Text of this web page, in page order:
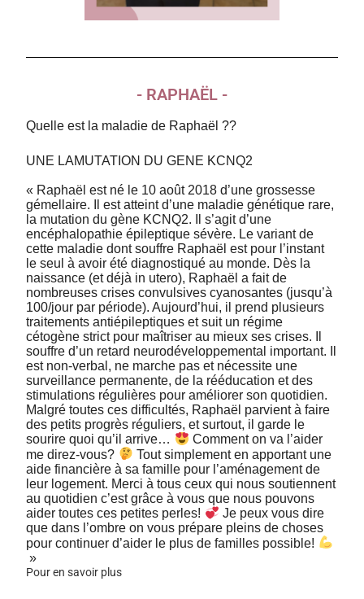
- RAPHAËL -
Quelle est la maladie de Raphaël ??
UNE LAMUTATION DU GENE KCNQ2
« Raphaël est né le 10 août 2018 d’une grossesse
gémellaire. Il est atteint d’une maladie génétique rare,
la mutation du gène KCNQ2. Il s’agit d’une
encéphalopathie épileptique sévère. Le variant de
cette maladie dont souffre Raphaël est pour l’instant
le seul à avoir été diagnostiqué au monde. Dès la
naissance (et déjà in utero), Raphaël a fait de
nombreuses crises convulsives cyanosantes (jusqu’à
100/jour par période). Aujourd’hui, il prend plusieurs
traitements antiépileptiques et suit un régime
cétogène strict pour maîtriser au mieux ses crises. Il
souffre d’un retard neurodéveloppemental important. Il
est non-verbal, ne marche pas et nécessite une
surveillance permanente, de la rééducation et des
stimulations régulières pour améliorer son quotidien.
Malgré toutes ces difficultés, Raphaël parvient à faire
des petits progrès réguliers, et surtout, il garde le
sourire quoi qu’il arrive…
Comment on va l’aider
me direz-vous?
Tout simplement en apportant une
aide financière à sa famille pour l’aménagement de
leur logement. Merci à tous ceux qui nous soutiennent
au quotidien c’est grâce à vous que nous pouvons
aider toutes ces petites perles!
Je peux vous dire
que dans l’ombre on vous prépare pleins de choses
pour continuer d’aider le plus de familles possible!
»
Pour en savoir plus